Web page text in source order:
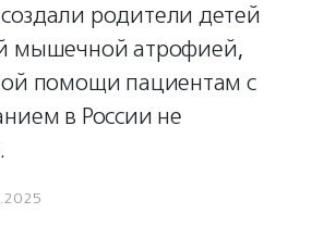
родители детей
мышечной атрофией,
помощи пациентам с
в России не